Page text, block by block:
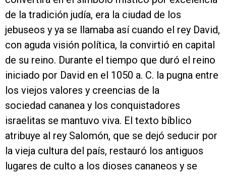
de la tradición judía, era la ciudad de los
jebuseos y ya se llamaba así cuando el rey David,
con aguda visión política, la convirtió en capital
de su reino. Durante el tiempo que duró el reino
iniciado por David en el 1050 a. C. la pugna entre
los viejos valores y creencias de la
sociedad cananea y los conquistadores
israelitas se mantuvo viva. El texto bíblico
atribuye al rey Salomón, que se dejó seducir por
la vieja cultura del país, restauró los antiguos
lugares de culto a los dioses cananeos y se